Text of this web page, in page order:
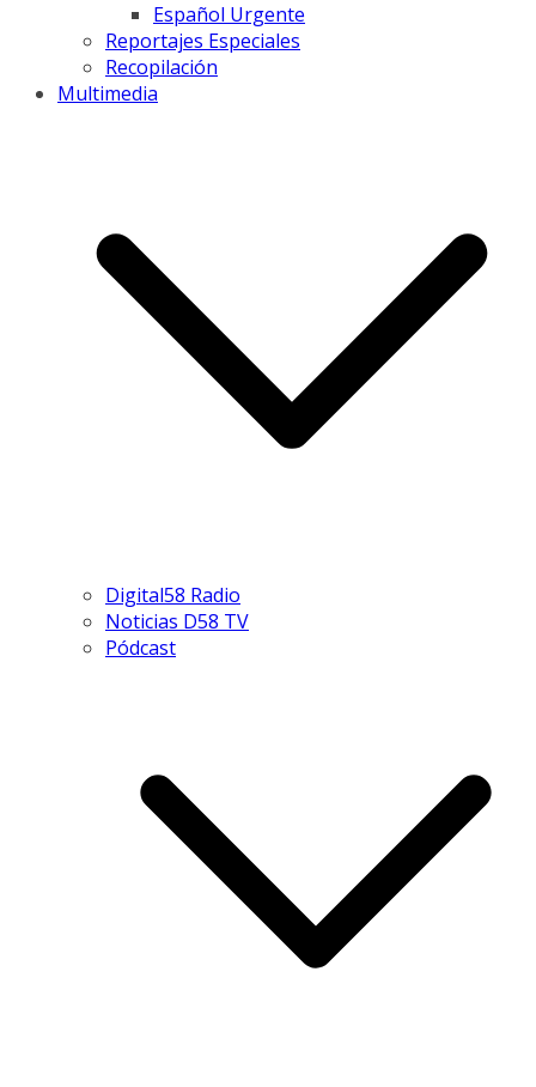
Español Urgente
Reportajes Especiales
Recopilación
Multimedia
Digital58 Radio
Noticias D58 TV
Pódcast